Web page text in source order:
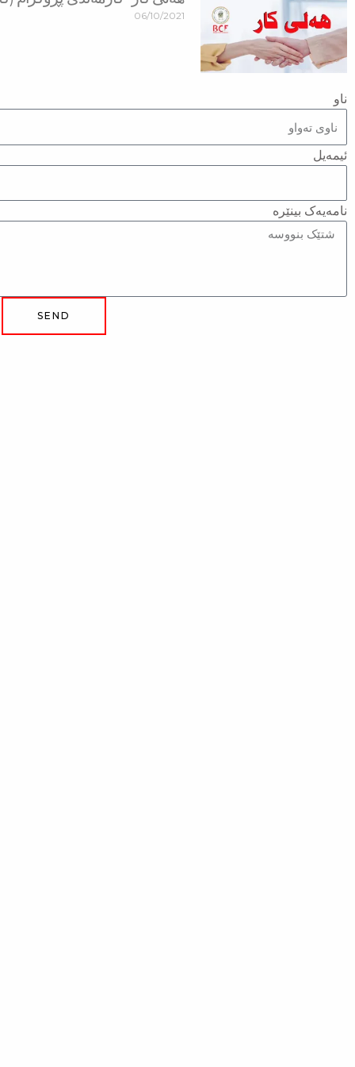
06/10/2021
ناو
ئیمەیل
نامەیەک بینێرە
SEND